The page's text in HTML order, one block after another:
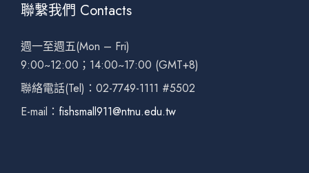
聯繫我們 Contacts
週一至週五(Mon – Fri)
9:00~12:00；14:00~17:00 (GMT+8)
聯絡電話(Tel)：02-7749-1111 #5502
E-mail： fishsmall911@ntnu.edu.tw